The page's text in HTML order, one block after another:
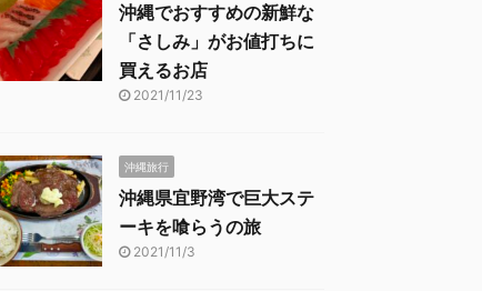
沖縄でおすすめの新鮮な
「さしみ」がお値打ちに
買えるお店
2021/11/23
沖縄旅行
沖縄県宜野湾で巨大ステ
ーキを喰らうの旅
2021/11/3